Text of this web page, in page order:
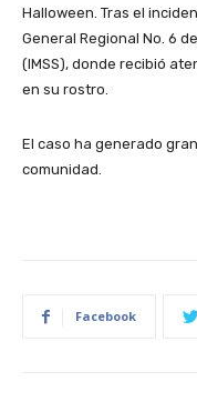
Halloween. Tras el
General Regional No. 6
(IMSS), donde recibió
en su rostro.
El caso ha generado
comunidad.
Facebook